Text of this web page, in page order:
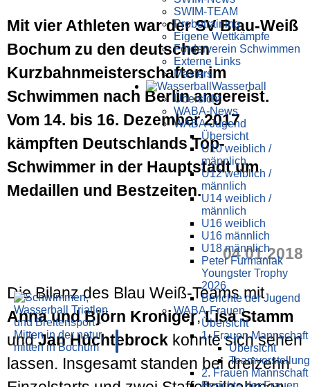
SWIM-TEAM
Probe­training
Eigene Wettkämpfe
Förderverein Schwimmen
Externe Links
Masters
Wasser­ball
Übersicht
WABA-News
WABA-Jugend
Übersicht
U10 weiblich /
männlich
U12 weiblich /
männlich
U14 weiblich /
männlich
U16 weiblich
U16 männlich
U18 männlich
Peter Furmaniak
Youngster Trophy
2026
Berichte der Jugend
WABA-Frauen
Übersicht
1. Frauen Mannschaft
Übersicht
Teamvorstellung
2. Frauen Mannschaft
Mit vier Athleten war der SV Blau-Weiß
Bochum zu den deutschen
Kurzbahnmeisterschaften im
Schwimmen nach Berlin angereist.
Vom 14. bis 16. Dezember 2017
kämpften Deutschlands Top-
Schwimmer in der Hauptstadt um
Medaillen und Bestzeiten.
04.01.2018
Die Bilanz des Blau Weiß-Teams mit
Anna und Björn Kroniger,Lisa Stamm
undJan Hüchtebrock konnte sich sehen
lassen. Insgesamt standen bei dreizehn